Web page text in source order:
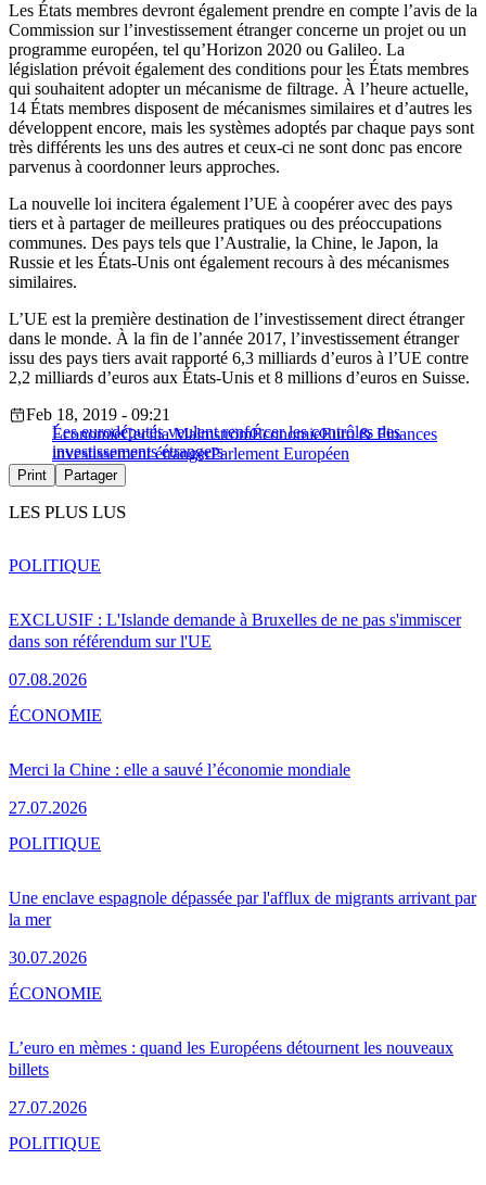
Les États membres devront également prendre en compte l’avis de la
Commission sur l’investissement étranger concerne un projet ou un
programme européen, tel qu’Horizon 2020 ou Galileo. La
législation prévoit également des conditions pour les États membres
qui souhaitent adopter un mécanisme de filtrage. À l’heure actuelle,
14 États membres disposent de mécanismes similaires et d’autres les
développent encore, mais les systèmes adoptés par chaque pays sont
très différents les uns des autres et ceux-ci ne sont donc pas encore
parvenus à coordonner leurs approches.
La nouvelle loi incitera également l’UE à coopérer avec des pays
tiers et à partager de meilleures pratiques ou des préoccupations
communes. Des pays tels que l’Australie, la Chine, le Japon, la
Russie et les États-Unis ont également recours à des mécanismes
similaires.
L’UE est la première destination de l’investissement direct étranger
dans le monde. À la fin de l’année 2017, l’investissement étranger
issu des pays tiers avait rapporté 6,3 milliards d’euros à l’UE contre
2,2 milliards d’euros aux États-Unis et 8 millions d’euros en Suisse.
Les eurodéputés veulent renforcer les contrôles des
investissements étrangers
Feb 18, 2019 - 09:21
ÉconomieCecilia MalmströmÉconomieEuro & Finances
investissement étrangerParlement Européen
Print Partager
LES PLUS LUS
EXCLUSIF : L'Islande demande à Bruxelles de ne pas s'immiscer
dans son référendum sur l'UE
07.08.2026
POLITIQUE
Merci la Chine : elle a sauvé l’économie mondiale
27.07.2026
ÉCONOMIE
Une enclave espagnole dépassée par l'afflux de migrants arrivant par
la mer
30.07.2026
POLITIQUE
L’euro en mèmes : quand les Européens détournent les nouveaux
billets
27.07.2026
ÉCONOMIE
POLITIQUE